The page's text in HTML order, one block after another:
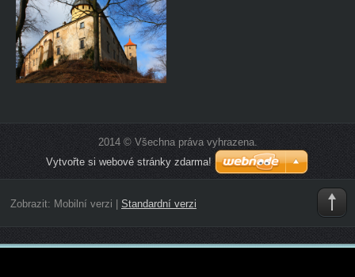
2014 © Všechna práva vyhrazena.
Vytvořte si webové stránky zdarma!
Zobrazit: Mobilní verzi | Standardní verzi